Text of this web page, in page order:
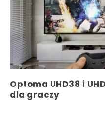
Optoma UHD38 i
dla graczy